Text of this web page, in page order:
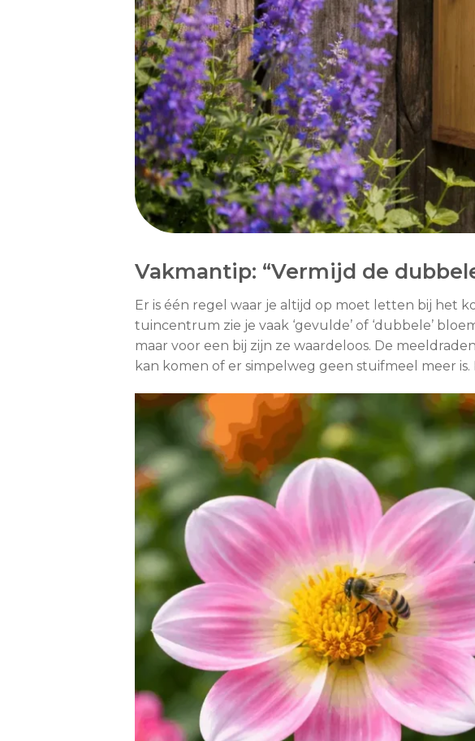
Vakmantip: “Vermijd de
Er is één regel waar je altijd op moet letten bij het
tuincentrum zie je vaak ‘gevulde’ of ‘dubbele’
maar voor een bij zijn ze waardeloos. De
kan komen of er simpelweg geen stuifmeel meer